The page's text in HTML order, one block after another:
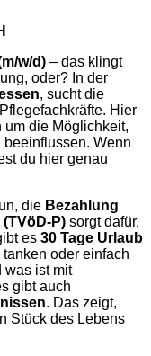
w/d) – das klingt
oder? In der
, sucht die
Hier
um die Möglichkeit,
Wenn
du hier genau
die Bezahlung
P) sorgt dafür,
es 30 Tage Urlaub
oder einfach
was ist mit
gibt auch
. Das zeigt,
Stück des Lebens